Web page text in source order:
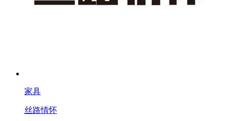
家具
丝路情怀